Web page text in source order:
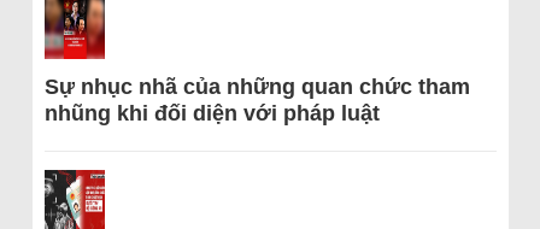
Sự nhục nhã của những quan chức tham
nhũng khi đối diện với pháp luật